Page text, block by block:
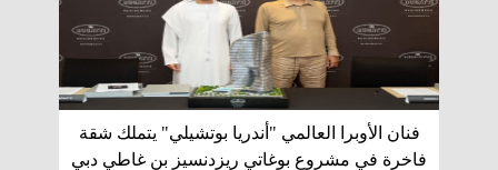
فنان الأوبرا العالمي "أندريا بوتشيلي" يتملك شقة
فاخرة في مشروع بوغاتي ريزدنسيز بن غاطي دبي